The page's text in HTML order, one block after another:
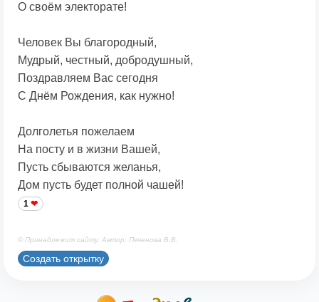
О своём электорате!
Человек Вы благородный,
Мудрый, честный, добродушный,
Поздравляем Вас сегодня
С Днём Рождения, как нужно!
Долголетья пожелаем
На посту и в жизни Вашей,
Пусть сбываются желанья,
Дом пусть будет полной чашей!
1
© Принадлежит сайту. Автор: Печенова В.В.
Создать открытку